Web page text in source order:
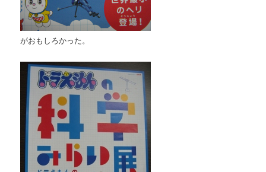
がおもしろかった。